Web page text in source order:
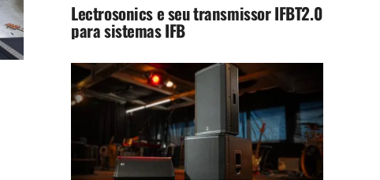
Lectrosonics e seu transmissor IFBT2.0
para sistemas IFB